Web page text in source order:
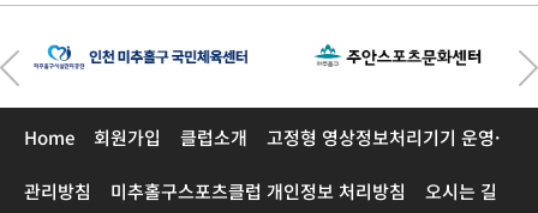
Home 회원가입 클럽소개 고정형 영상정보처리기기 운영·
관리방침 미추홀구스포츠클럽 개인정보 처리방침 오시는 길